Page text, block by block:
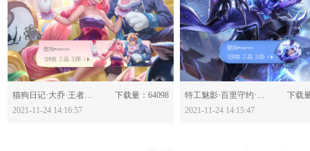
分享：
猫狗日记·大乔·王者荣耀-622921
下载量：64098
2021-11-24 14:16:57
分享：
特工魅影·百里守约·王者荣耀-622919
下载
2021-11-24 14:15:47